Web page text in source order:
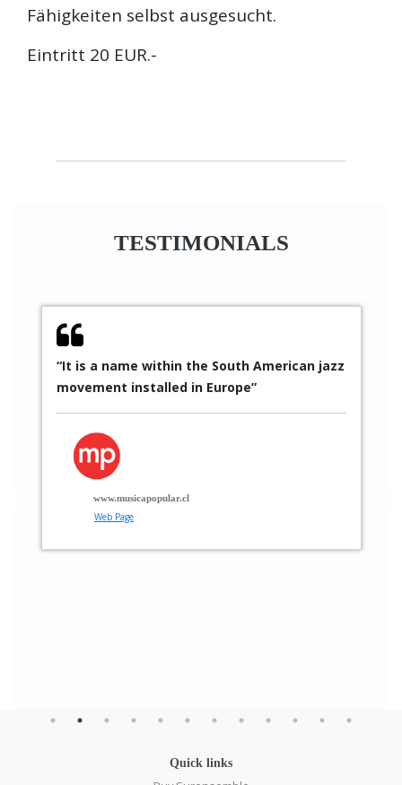
Fähigkeiten selbst ausgesucht.
Eintritt 20 EUR.-
TESTIMONIALS
“It is a name within the South American jazz
movement installed in Europe”
www.musicapopular.cl
Web Page
Quick links